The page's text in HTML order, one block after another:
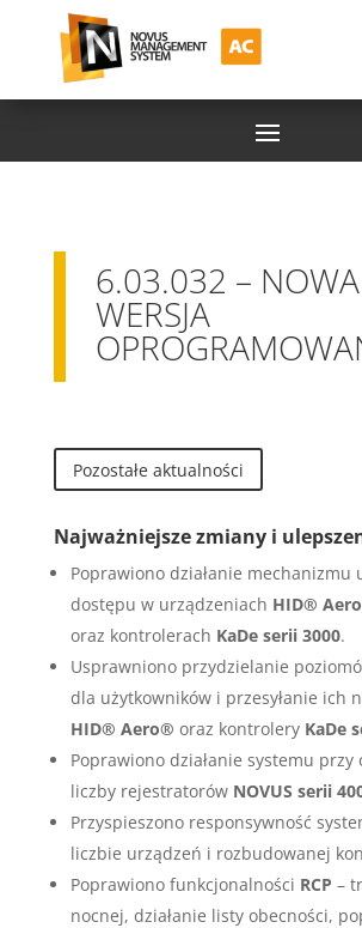
6.03.032 – NOWA
WERSJA
Pozostałe aktualności
Najważniejsze zmiany i
Poprawiono działanie mechanizmu
dostępu w urządzeniach HID®
oraz kontrolerach KaDe serii 3000.
Usprawniono przydzielanie
dla użytkowników i przesyłanie ich
HID® Aero® oraz kontrolery KaDe
Poprawiono działanie systemu przy
liczby rejestratorów NOVUS serii
Przyspieszono responsywność
liczbie urządzeń i rozbudowanej
Poprawiono funkcjonalności RCP –
nocnej, działanie listy obecności,